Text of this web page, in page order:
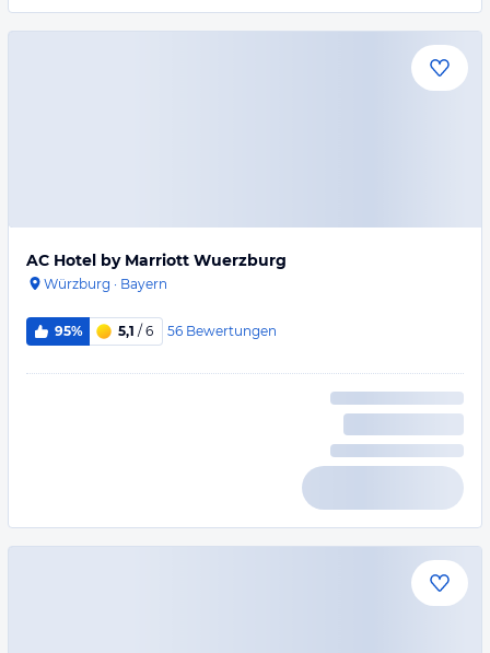
AC Hotel by Marriott Wuerzburg
Würzburg · Bayern
95% 5,1 / 6 56 Bewertungen